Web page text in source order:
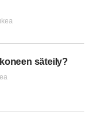
säteily?